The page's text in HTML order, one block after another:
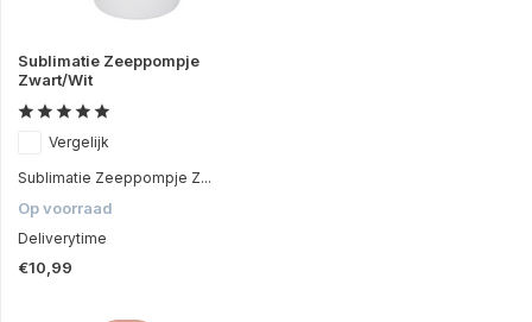
Sublimatie Zeeppompje
Zwart/Wit
Vergelijk
Sublimatie Zeeppompje Z...
Op voorraad
Deliverytime
€10,99